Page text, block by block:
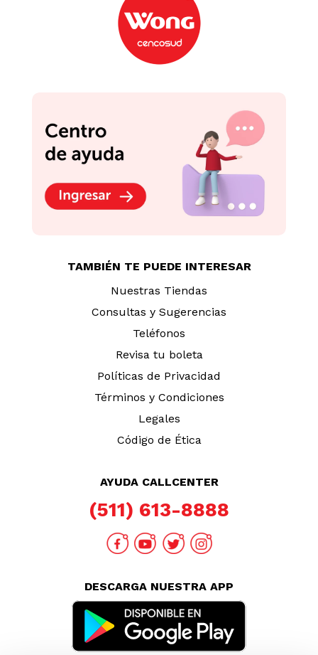
TAMBIÉN TE PUEDE INTERESAR
Nuestras Tiendas
Consultas y Sugerencias
Teléfonos
Revisa tu boleta
Políticas de Privacidad
Términos y Condiciones
Legales
Código de Ética
AYUDA CALLCENTER
(511) 613-8888
DESCARGA NUESTRA APP